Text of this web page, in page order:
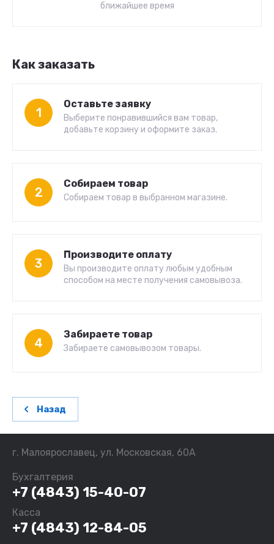
ближайшее время
Как заказать
1
Оставьте заявку
Выберите понравившийся вам товар,
добавьте корзину и оформите заказ.
2
Собираем товар
Собираем товар в выбранном магазине.
3
Производите оплату
Вы производите оплату любым удобным
способом на месте получения самовывоза.
4
Забираете товар
Забираете самовывозом товары.
Назад
г. Малоярославец, ул. Московская, 60А
Бухгалтерия
+7 (4843) 15-40-07
Касса
+7 (4843) 12-84-05